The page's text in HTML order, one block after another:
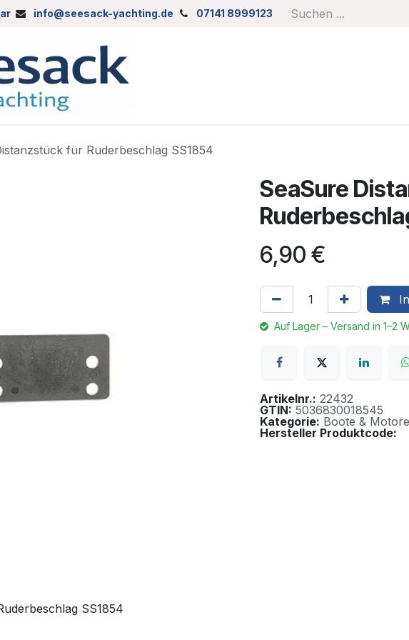
info@seesack-yachting.de 07141 8999123
für Ruderbeschlag SS1854
SeaSure
6,90 €
Auf Lager – Versand in 1–2
Artikelnr.: 22432
GTIN: 5036830018545
Kategorie: Boote &
Hersteller Produktcode:
SS1854